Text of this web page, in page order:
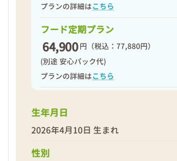
❮
プランの詳細はこちら
フード定期プラン
64,900 円 （税込：77,880円）
(別途 安心パック代)
プランの詳細はこちら
生年月日
2026年4月10日 生まれ
性別